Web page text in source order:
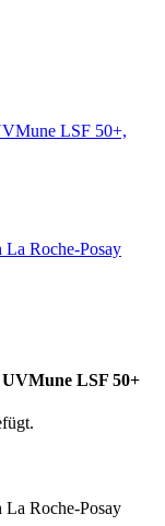
LSF 50+,
La Roche-Posay
LSF 50+
La Roche-Posay